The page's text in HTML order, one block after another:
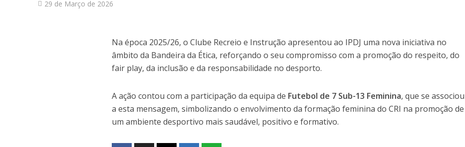
29 de Março de 2026
Na época 2025/26, o Clube Recreio e Instrução apresentou ao IPDJ uma nova iniciativa no
âmbito da Bandeira da Ética, reforçando o seu compromisso com a promoção do respeito, do
fair play, da inclusão e da responsabilidade no desporto.
A ação contou com a participação da equipa de Futebol de 7 Sub-13 Feminina, que se associou
a esta mensagem, simbolizando o envolvimento da formação feminina do CRI na promoção de
um ambiente desportivo mais saudável, positivo e formativo.